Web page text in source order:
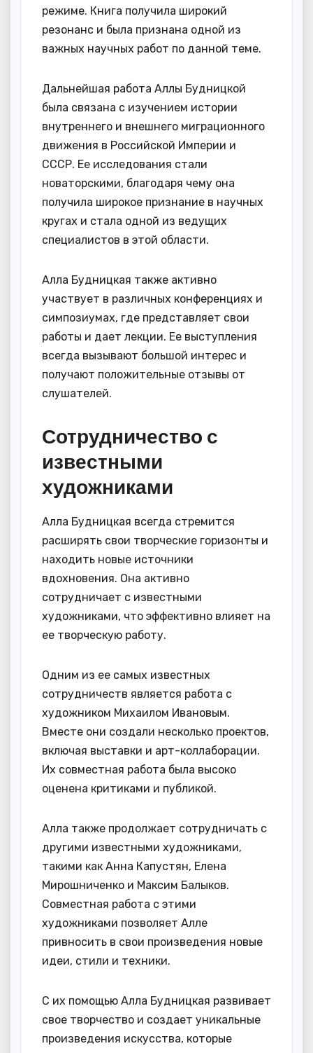
режиме. Книга получила широкий
резонанс и была признана одной из
важных научных работ по данной теме.
Дальнейшая работа Аллы Будницкой
была связана с изучением истории
внутреннего и внешнего миграционного
движения в Российской Империи и
СССР. Ее исследования стали
новаторскими, благодаря чему она
получила широкое признание в научных
кругах и стала одной из ведущих
специалистов в этой области.
Алла Будницкая также активно
участвует в различных конференциях и
симпозиумах, где представляет свои
работы и дает лекции. Ее выступления
всегда вызывают большой интерес и
получают положительные отзывы от
слушателей.
Сотрудничество с
известными
художниками
Алла Будницкая всегда стремится
расширять свои творческие горизонты и
находить новые источники
вдохновения. Она активно
сотрудничает с известными
художниками, что эффективно влияет на
ее творческую работу.
Одним из ее самых известных
сотрудничеств является работа с
художником Михаилом Ивановым.
Вместе они создали несколько проектов,
включая выставки и арт-коллаборации.
Их совместная работа была высоко
оценена критиками и публикой.
Алла также продолжает сотрудничать с
другими известными художниками,
такими как Анна Капустян, Елена
Мирошниченко и Максим Балыков.
Совместная работа с этими
художниками позволяет Алле
привносить в свои произведения новые
идеи, стили и техники.
С их помощью Алла Будницкая развивает
свое творчество и создает уникальные
произведения искусства, которые